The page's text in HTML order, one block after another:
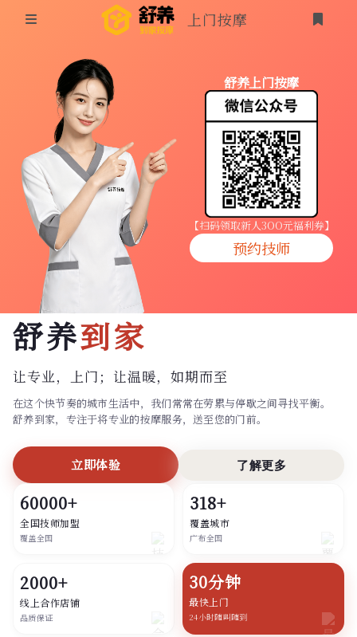
同城按摩
上门按摩
养生按摩
技师入驻
商家入驻
代理入驻
预约技师
上门按摩
登录
舒养上门按摩
【扫码领取新人3OO元福利券】
预约技师
舒养到家
让专业，上门； 让温暖，如期而至
在这个快节奏的城市生活中，我们常常在劳累与停歇之间寻找平衡。
舒养到家，专注于将专业的按摩服务，送至您的门前。
立即体验 了解更多
60000+
全国技师加盟
覆盖全国
318+
覆盖城市
广布全国
2000+
线上合作店铺
品质保证
30分钟
最快上门
24小时随叫随到